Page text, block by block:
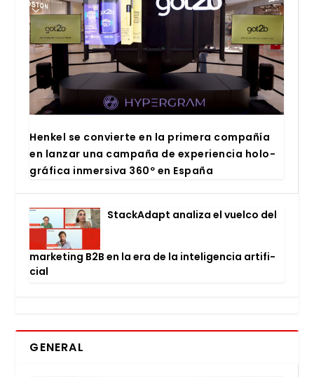
Hen­kel se con­vier­te en la pri­me­ra com­pa­ñía
en lan­zar una cam­pa­ña de expe­rien­cia holo­
grá­fi­ca inmer­si­va 360º en Espa­ña
Stac­kA­dapt ana­li­za el vuel­co del
mar­ke­ting B2B en la era de la inte­li­gen­cia arti­fi­
cial
GENERAL